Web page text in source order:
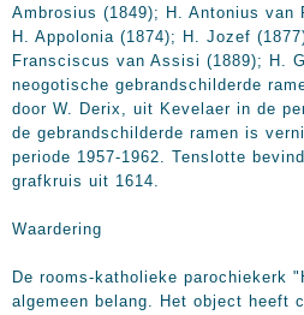
Ambrosius (1849); H. Antonius van
H. Appolonia (1874); H. Jozef
Fransciscus van Assisi (1889); H.
neogotische gebrandschilderde
door W. Derix, uit Kevelaer in de
de gebrandschilderde ramen is
periode 1957-1962. Tenslotte
grafkruis uit 1614.
Waardering
De rooms-katholieke parochiekerk
algemeen belang. Het object heeft